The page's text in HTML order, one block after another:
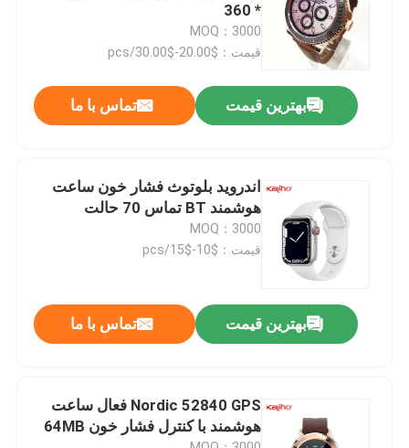
فیلم های
دربارهی ما
کنترل کیفیت
تماس با ما
درخواست نقل قول
ساعت هوشمند جی پی اس
* 360
MOQ：3000
قیمت：$20.00-$30.00/pcs
بهترین قیمت تماس با ما
اندروید بلوتوث فشار خون ساعت
هوشمند BT تماس 70 حالت
MOQ：3000
قیمت：$10-$15/pcs
بهترین قیمت تماس با ما
Nordic 52840 GPS فعال ساعت
هوشمند با کنترل فشار خون 64MB